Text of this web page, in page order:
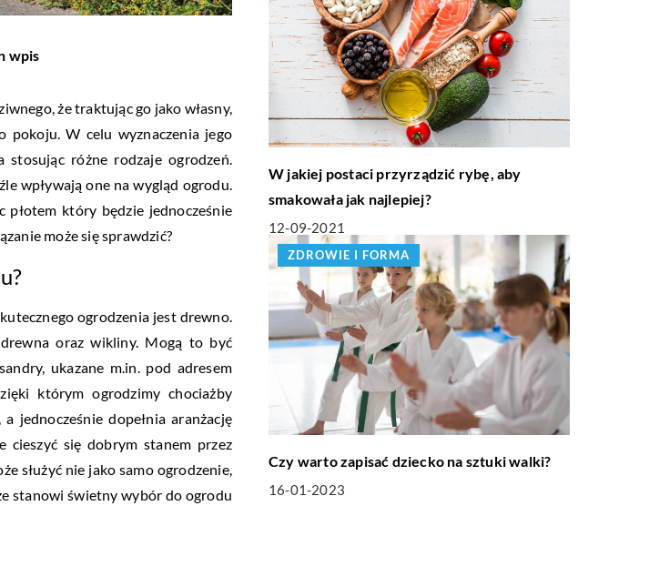
wpis
że traktując go jako własny,
pokoju. W celu wyznaczenia jego
różne rodzaje ogrodzeń.
wpływają one na wygląd ogrodu.
który będzie jednocześnie
może się sprawdzić?
ogrodzenia jest drewno.
oraz wikliny. Mogą to być
ukazane m.in. pod adresem
którym ogrodzimy chociażby
jednocześnie dopełnia aranżację
cieszyć się dobrym stanem przez
służyć nie jako samo ogrodzenie,
stanowi świetny wybór do ogrodu
W jakiej postaci przyrządzić rybę, aby
smakowała jak najlepiej?
12-09-2021
ZDROWIE I FORMA
Czy warto zapisać dziecko na sztuki walki?
16-01-2023